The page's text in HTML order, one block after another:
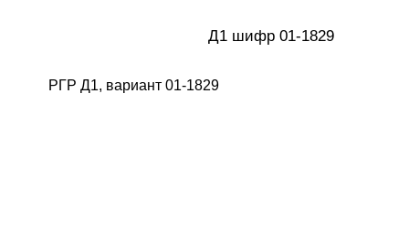
Д1 шифр 01-1829
РГР Д1, вариант 01-1829